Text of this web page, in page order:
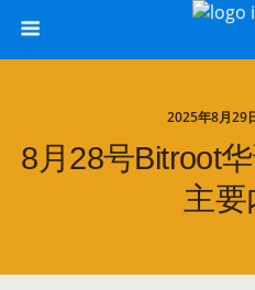
2025年8月29
8月28号bitroot
主要